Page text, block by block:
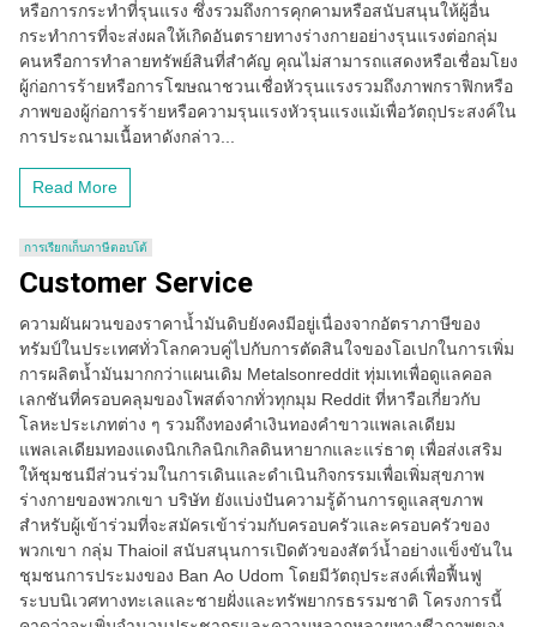
หรือการกระทำที่รุนแรง ซึ่งรวมถึงการคุกคามหรือสนับสนุนให้ผู้อื่น
กระทำการที่จะส่งผลให้เกิดอันตรายทางร่างกายอย่างรุนแรงต่อกลุ่ม
คนหรือการทำลายทรัพย์สินที่สำคัญ คุณไม่สามารถแสดงหรือเชื่อมโยง
ผู้ก่อการร้ายหรือการโฆษณาชวนเชื่อหัวรุนแรงรวมถึงภาพกราฟิกหรือ
ภาพของผู้ก่อการร้ายหรือความรุนแรงหัวรุนแรงแม้เพื่อวัตถุประสงค์ใน
การประณามเนื้อหาดังกล่าว...
Read More
การเรียกเก็บภาษีตอบโต้
Customer Service
ความผันผวนของราคาน้ำมันดิบยังคงมีอยู่เนื่องจากอัตราภาษีของ
ทรัมป์ในประเทศทั่วโลกควบคู่ไปกับการตัดสินใจของโอเปกในการเพิ่ม
การผลิตน้ำมันมากกว่าแผนเดิม Metalsonreddit ทุ่มเทเพื่อดูแลคอล
เลกชันที่ครอบคลุมของโพสต์จากทั่วทุกมุม Reddit ที่หารือเกี่ยวกับ
โลหะประเภทต่าง ๆ รวมถึงทองคำเงินทองคำขาวแพลเลเดียม
แพลเลเดียมทองแดงนิกเกิลนิกเกิลดินหายากและแร่ธาตุ เพื่อส่งเสริม
ให้ชุมชนมีส่วนร่วมในการเดินและดำเนินกิจกรรมเพื่อเพิ่มสุขภาพ
ร่างกายของพวกเขา บริษัท ยังแบ่งปันความรู้ด้านการดูแลสุขภาพ
สำหรับผู้เข้าร่วมที่จะสมัครเข้าร่วมกับครอบครัวและครอบครัวของ
พวกเขา กลุ่ม Thaioil สนับสนุนการเปิดตัวของสัตว์น้ำอย่างแข็งขันใน
ชุมชนการประมงของ Ban Ao Udom โดยมีวัตถุประสงค์เพื่อฟื้นฟู
ระบบนิเวศทางทะเลและชายฝั่งและทรัพยากรธรรมชาติ โครงการนี้